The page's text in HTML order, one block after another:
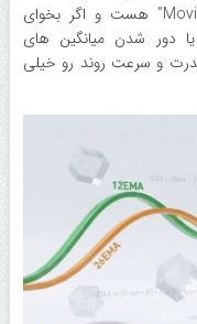
“Moving Average Convergence Divergence” هست و اگر بخوای
دور شدن میانگین های
و سرعت روند رو خیلی